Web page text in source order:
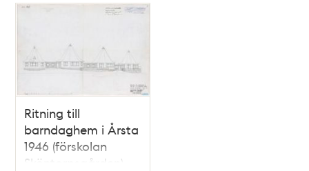
Ritning till
barndaghem i Årsta
1946 (förskolan
Sköntorpsgården)